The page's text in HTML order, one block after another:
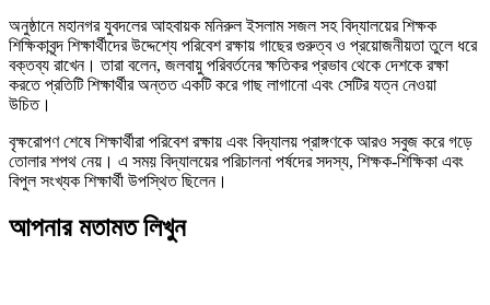
​অনুষ্ঠানে মহানগর যুবদলের আহবায়ক মনিরুল ইসলাম সজল সহ বিদ্যালয়ের শিক্ষক
শিক্ষিকাবৃন্দ শিক্ষার্থীদের উদ্দেশ্যে পরিবেশ রক্ষায় গাছের গুরুত্ব ও প্রয়োজনীয়তা তুলে ধরে
বক্তব্য রাখেন। তারা বলেন, জলবায়ু পরিবর্তনের ক্ষতিকর প্রভাব থেকে দেশকে রক্ষা
করতে প্রতিটি শিক্ষার্থীর অন্তত একটি করে গাছ লাগানো এবং সেটির যত্ন নেওয়া
উচিত।
​বৃক্ষরোপণ শেষে শিক্ষার্থীরা পরিবেশ রক্ষায় এবং বিদ্যালয় প্রাঙ্গণকে আরও সবুজ করে গড়ে
তোলার শপথ নেয়। এ সময় বিদ্যালয়ের পরিচালনা পর্ষদের সদস্য, শিক্ষক-শিক্ষিকা এবং
বিপুল সংখ্যক শিক্ষার্থী উপস্থিত ছিলেন।
আপনার মতামত লিখুন